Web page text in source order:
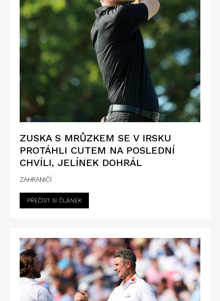
ZUSKA S MRŮZKEM SE V IRSKU
PROTÁHLI CUTEM NA POSLEDNÍ
CHVÍLI, JELÍNEK DOHRÁL
ZAHRANIČÍ
PŘEČÍST SI ČLÁNEK